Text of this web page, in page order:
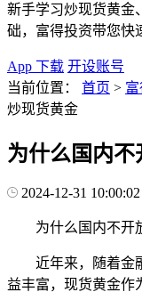
新手学习炒现货黄金
础，富得投资带您快
App 下载 开设账号
当前位置：
首页 >
炒现货黄金
为什么国内
2024-12-31 10:00:02
为什么国内不开
近年来，随着金
益丰富，现货黄金作